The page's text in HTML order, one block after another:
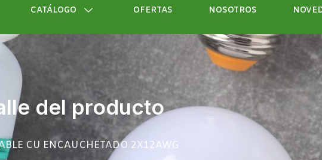
CATÁLOGO OFERTAS NOSOTROS
del producto
CU ENCAUCHETADO 2X12AWG